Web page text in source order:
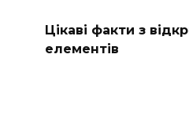
Цікаві факти з
елементів